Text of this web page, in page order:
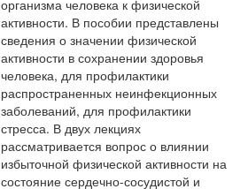
организма человека к физической
активности. В пособии представлены
сведения о значении физической
активности в сохранении здоровья
человека, для профилактики
распространенных неинфекционных
заболеваний, для профилактики
стресса. В двух лекциях
рассматривается вопрос о влиянии
избыточной физической активности на
состояние сердечно-сосудистой и